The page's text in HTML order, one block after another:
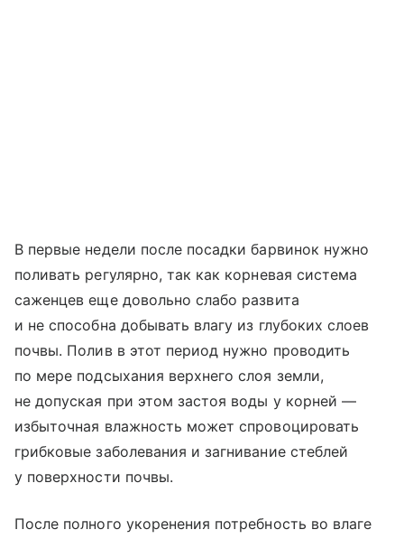
В первые недели после посадки барвинок нужно
поливать регулярно, так как корневая система
саженцев еще довольно слабо развита
и не способна добывать влагу из глубоких слоев
почвы. Полив в этот период нужно проводить
по мере подсыхания верхнего слоя земли,
не допуская при этом застоя воды у корней —
избыточная влажность может спровоцировать
грибковые заболевания и загнивание стеблей
у поверхности почвы.
После полного укоренения потребность во влаге